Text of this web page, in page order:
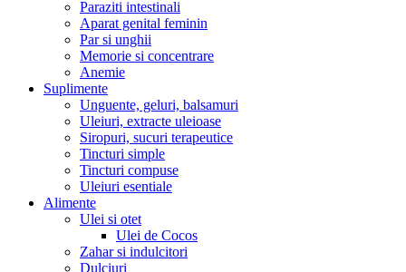
Paraziti intestinali
Aparat genital feminin
Par si unghii
Memorie si concentrare
Anemie
Suplimente
Unguente, geluri, balsamuri
Uleiuri, extracte uleioase
Siropuri, sucuri terapeutice
Tincturi simple
Tincturi compuse
Uleiuri esentiale
Alimente
Ulei si otet
Ulei de Cocos
Zahar si indulcitori
Dulciuri